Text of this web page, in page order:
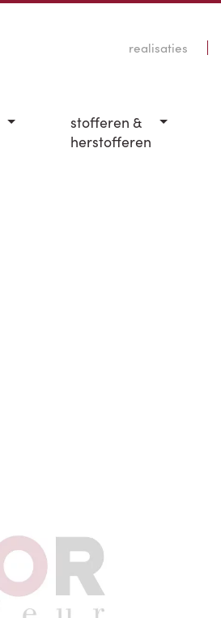
realisaties
stofferen &
herstofferen